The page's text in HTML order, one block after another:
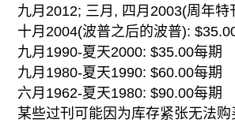
视频
ENGLISH
ART & EDUCATION
广告
订阅
九月2012; 三月, 四月2003(周年特
十月2004(波普之后的波普):
九月1990-夏天2000: $35.00每期
九月1980-夏天1990: $60.00每期
六月1962-夏天1980: $90.00每期
某些过刊可能因为库存紧张无法购